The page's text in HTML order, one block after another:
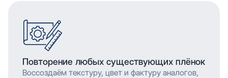
Повторение любых существующих плёнок
Воссоздаём текстуру, цвет и фактуру аналогов,